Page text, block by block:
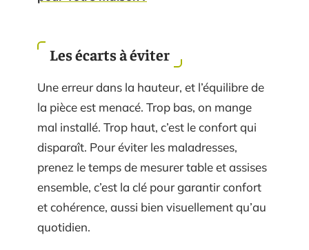
Les écarts à éviter
Une erreur dans la hauteur, et l’équilibre de
la pièce est menacé. Trop bas, on mange
mal installé. Trop haut, c’est le confort qui
disparaît. Pour éviter les maladresses,
prenez le temps de mesurer table et assises
ensemble, c’est la clé pour garantir confort
et cohérence, aussi bien visuellement qu’au
quotidien.